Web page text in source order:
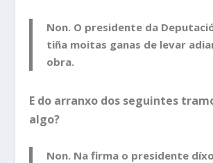
Non. O presidente da
tiña moitas ganas de levar
obra.
E do arranxo dos seguintes
algo?
Non. Na firma o presidente